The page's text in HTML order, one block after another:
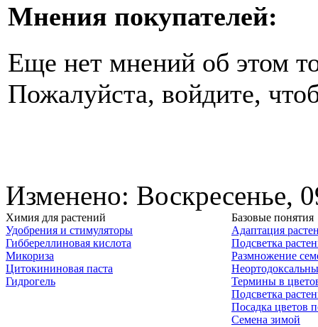
Мнения покупателей:
Еще нет мнений об этом
Пожалуйста, войдите,
Изменено: Воскресенье,
Химия для растений
Удобрения и стимуляторы
Гиббереллиновая кислота
Микориза
Цитокининовая паста
Гидрогель
Базовые понятия
Адаптация
Подсветка
Размножение
Термины в
Подсветка
Посадка цветов
Семена зимой